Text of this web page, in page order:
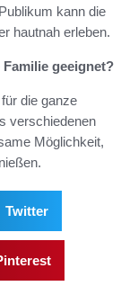
kann die
hautnah erleben.
geeignet?
die ganze
verschiedenen
Möglichkeit,
Twitter